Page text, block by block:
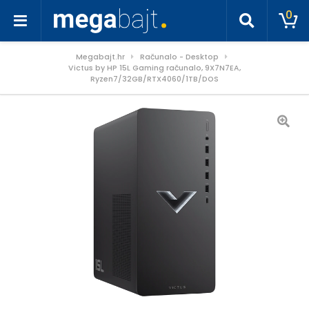
0
Megabajt.hr
Računalo - Desktop
Victus by HP 15L Gaming računalo, 9X7N7EA,
Ryzen7/32GB/RTX4060/1TB/DOS